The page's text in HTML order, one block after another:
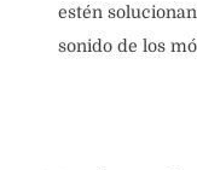
estén
sonido de los